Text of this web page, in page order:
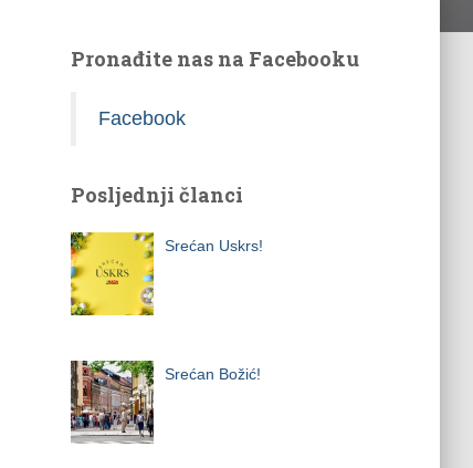
Pronađite nas na Facebooku
Facebook
Posljednji članci
Srećan Uskrs!
Srećan Božić!